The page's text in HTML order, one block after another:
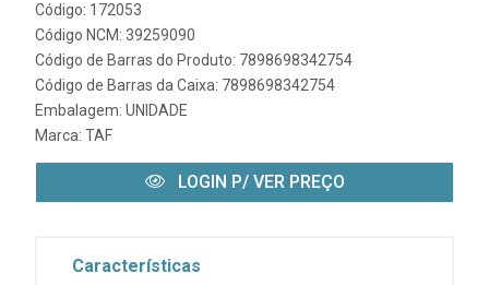
Código: 172053
Código NCM: 39259090
Código de Barras do Produto: 7898698342754
Código de Barras da Caixa: 7898698342754
Embalagem: UNIDADE
Marca: TAF
LOGIN P/ VER PREÇO
Características